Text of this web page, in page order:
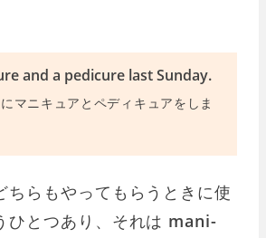
and a pedicure last Sunday.
マニキュアとペディキュアをしま
ちらもやってもらうときに使
ひとつあり、それは mani-